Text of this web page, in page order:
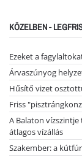
KÖZELBEN -
Ezeket a
Árvaszúnyog
Hűsítő vizet
Friss
A Balaton
átlagos vízállás
Szakember: a